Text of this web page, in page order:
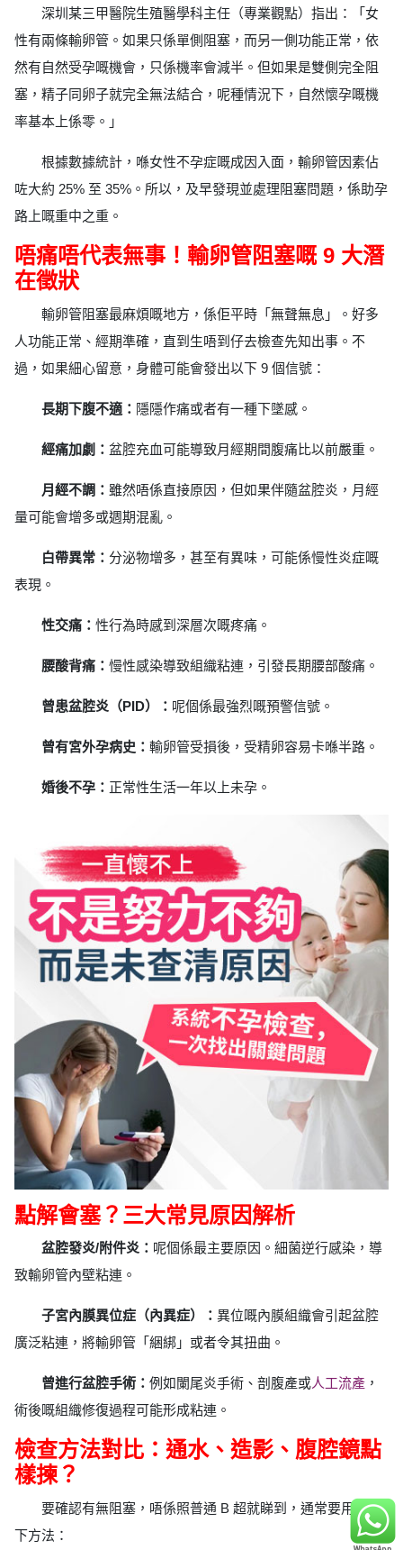
深圳某三甲醫院生殖醫學科主任（專業觀點）指出：「女
性有兩條輸卵管。如果只係單側阻塞，而另一側功能正常，依
然有自然受孕嘅機會，只係機率會減半。但如果是雙側完全阻
塞，精子同卵子就完全無法結合，呢種情況下，自然懷孕嘅機
率基本上係零。」
根據數據統計，喺女性不孕症嘅成因入面，輸卵管因素佔
咗大約 25% 至 35%。所以，及早發現並處理阻塞問題，係助孕
路上嘅重中之重。
唔痛唔代表無事！輸卵管阻塞嘅 9 大潛
在徵狀
輸卵管阻塞最麻煩嘅地方，係佢平時「無聲無息」。好多
人功能正常、經期準確，直到生唔到仔去檢查先知出事。不
過，如果細心留意，身體可能會發出以下 9 個信號：
長期下腹不適： 隱隱作痛或者有一種下墜感。
經痛加劇： 盆腔充血可能導致月經期間腹痛比以前嚴重。
月經不調： 雖然唔係直接原因，但如果伴隨盆腔炎，月經
量可能會增多或週期混亂。
白帶異常： 分泌物增多，甚至有異味，可能係慢性炎症嘅
表現。
性交痛： 性行為時感到深層次嘅疼痛。
腰酸背痛： 慢性感染導致組織粘連，引發長期腰部酸痛。
曾患盆腔炎（PID）： 呢個係最強烈嘅預警信號。
曾有宮外孕病史： 輸卵管受損後，受精卵容易卡喺半路。
婚後不孕： 正常性生活一年以上未孕。
點解會塞？三大常見原因解析
盆腔發炎/附件炎： 呢個係最主要原因。細菌逆行感染，導
致輸卵管內壁粘連。
子宮內膜異位症（內異症）： 異位嘅內膜組織會引起盆腔
廣泛粘連，將輸卵管「綑綁」或者令其扭曲。
曾進行盆腔手術： 例如闌尾炎手術、剖腹產或人工流產 ，
術後嘅組織修復過程可能形成粘連。
檢查方法對比：通水、造影、腹腔鏡點
樣揀？
要確認有無阻塞，唔係照普通 B 超就睇到，通常要用到以
下方法：